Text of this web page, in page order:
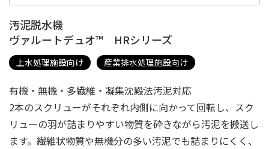
汚泥脱水機
ヴァルートデュオ™ HRシリーズ
上水処理施設向け 産業排水処理施設向け
有機・無機・多繊維・凝集沈殿法汚泥対応
2本のスクリューがそれぞれ内側に向かって回転し、スク
リューの羽が詰まりやすい物質を砕きながら汚泥を搬送し
ます。繊維状物質や無機分の多い汚泥でも詰まりにくく、